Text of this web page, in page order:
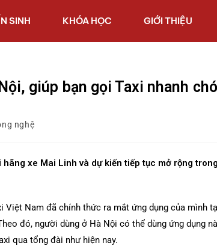
SINH KHÓA HỌC GIỚI THIỆU
giúp bạn gọi Taxi nhanh
nghệ
hãng xe Mai Linh và dự kiến tiếp tục mở rộng
Việt Nam đã chính thức ra mắt ứng dụng của mình
đó, người dùng ở Hà Nội có thể dùng ứng dụng
qua tổng đài như hiện nay.